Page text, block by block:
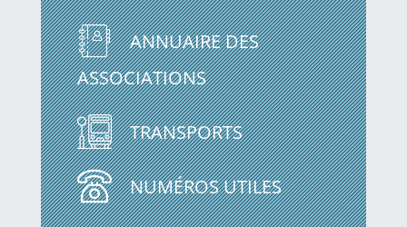
ANNUAIRE DES
ASSOCIATIONS
TRANSPORTS
NUMÉROS UTILES